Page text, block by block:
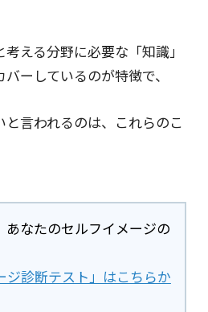
える分野に必要な「知識」
ーしているのが特徴で、
言われるのは、これらのこ
あなたのセルフイメージの
診断テスト」はこちらか